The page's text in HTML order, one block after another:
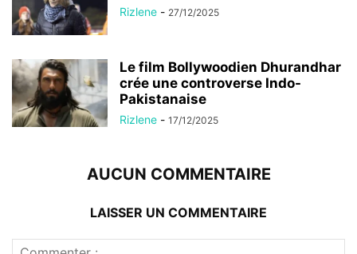
Rizlene - 27/12/2025
Le film Bollywoodien Dhurandhar
crée une controverse Indo-
Pakistanaise
Rizlene - 17/12/2025
AUCUN COMMENTAIRE
LAISSER UN COMMENTAIRE